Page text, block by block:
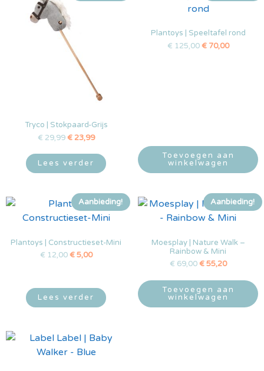
Tryco | Stokpaard-Grijs
€ 29,99 €23,99
Lees verder
Plantoys | Speeltafel rond
€ 125,00 €70,00
Toevoegen aan
winkelwagen
Aanbieding!
Plantoys | Constructieset-Mini
€ 12,00 €5,00
Lees verder
Aanbieding!
Moesplay | Nature Walk –
Rainbow & Mini
€ 69,00 €55,20
Toevoegen aan
winkelwagen